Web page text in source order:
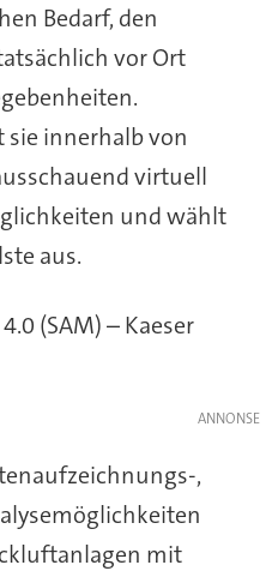
Bedarf, den
vor Ort
innerhalb von
virtuell
und wählt
aus.
(SAM) – Kaeser
,
mit